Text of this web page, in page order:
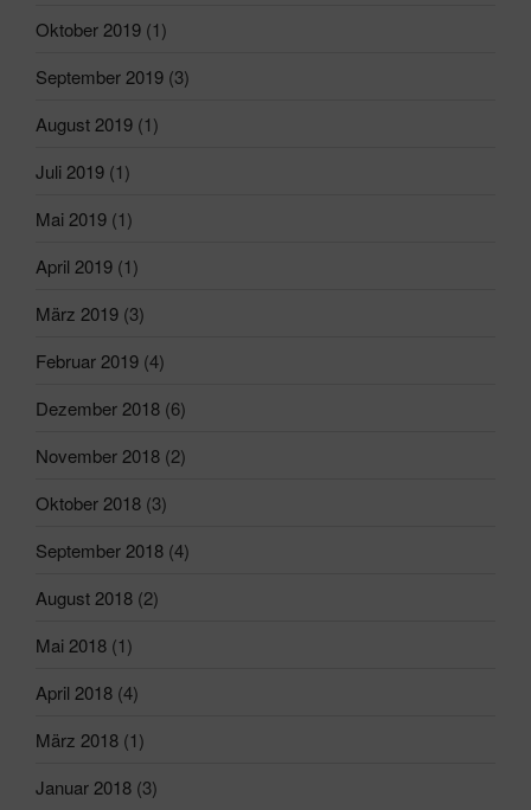
Oktober 2019 (1)
September 2019 (3)
August 2019 (1)
Juli 2019 (1)
Mai 2019 (1)
April 2019 (1)
März 2019 (3)
Februar 2019 (4)
Dezember 2018 (6)
November 2018 (2)
Oktober 2018 (3)
September 2018 (4)
August 2018 (2)
Mai 2018 (1)
April 2018 (4)
März 2018 (1)
Januar 2018 (3)